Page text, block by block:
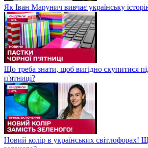
Як Іван Марунич вивчає українську
Що треба знати, щоб вигідно скупитися
п'ятниці?
Новий колір в українських світлофорах!